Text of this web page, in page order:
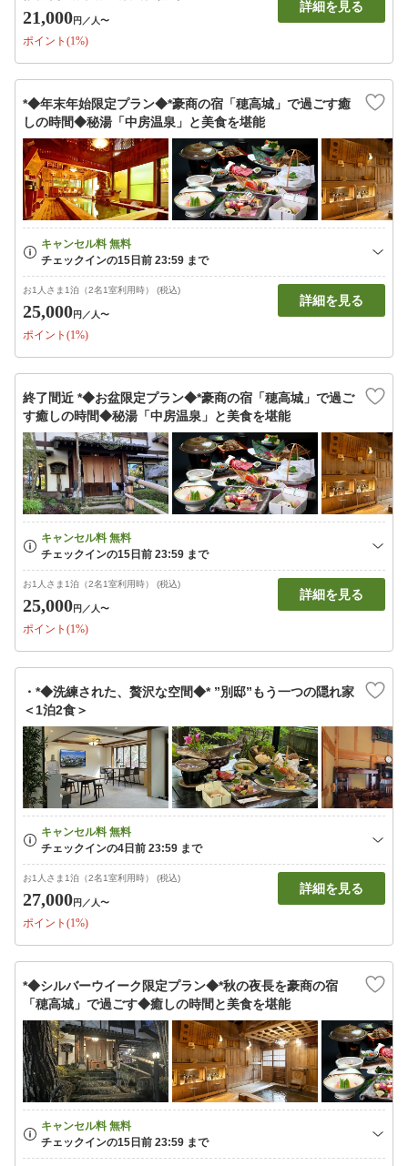
21,000円 ／人〜
ポイント(1%)
詳細を見る
*◆年末年始限定プラン◆*豪商の宿「穂高城」で過ごす癒
しの時間◆秘湯「中房温泉」と美食を堪能
お1人さま1泊（2名1室利用時） (税込)
25,000円 ／人〜
ポイント(1%)
詳細を見る
終了間近 *◆お盆限定プラン◆*豪商の宿「穂高城」で過ご
す癒しの時間◆秘湯「中房温泉」と美食を堪能
お1人さま1泊（2名1室利用時） (税込)
25,000円 ／人〜
ポイント(1%)
詳細を見る
・*◆洗練された、贅沢な空間◆* ”別邸”もう一つの隠れ家
＜1泊2食＞
お1人さま1泊（2名1室利用時） (税込)
27,000円 ／人〜
ポイント(1%)
詳細を見る
*◆シルバーウイーク限定プラン◆*秋の夜長を豪商の宿
「穂高城」で過ごす◆癒しの時間と美食を堪能